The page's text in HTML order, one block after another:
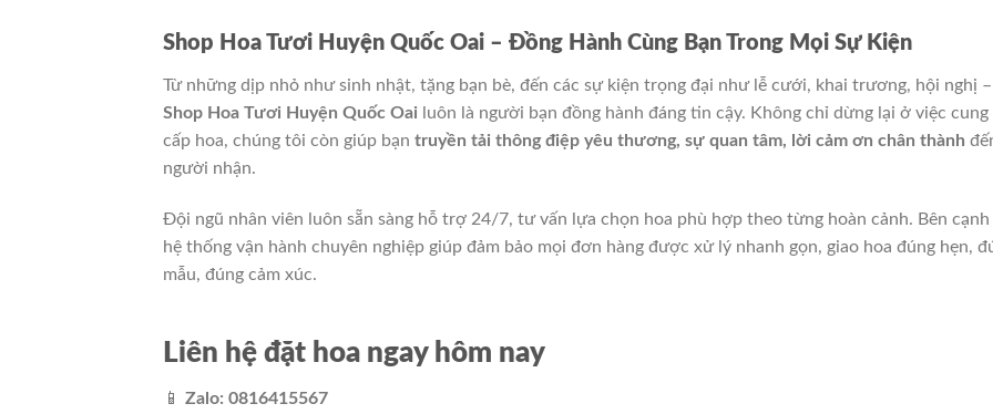
Shop Hoa Tươi Huyện Quốc Oai – Đồng Hành Cùng Bạn Trong Mọi Sự Kiện
Từ những dịp nhỏ như sinh nhật, tặng bạn bè, đến các sự kiện trọng đại như lễ cưới, khai trương, hội nghị –
Shop Hoa Tươi Huyện Quốc Oai luôn là người bạn đồng hành đáng tin cậy. Không chỉ dừng lại ở việc cung
cấp hoa, chúng tôi còn giúp bạn truyền tải thông điệp yêu thương, sự quan tâm, lời cảm ơn chân thành
người nhận.
Đội ngũ nhân viên luôn sẵn sàng hỗ trợ 24/7, tư vấn lựa chọn hoa phù hợp theo từng hoàn cảnh. Bên cạnh
hệ thống vận hành chuyên nghiệp giúp đảm bảo mọi đơn hàng được xử lý nhanh gọn, giao hoa đúng hẹn,
mẫu, đúng cảm xúc.
Liên hệ đặt hoa ngay hôm nay
📱 Zalo: 0816415567